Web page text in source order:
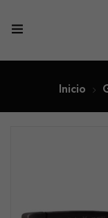
Inicio